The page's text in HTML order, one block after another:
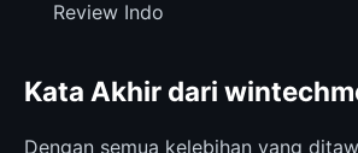
Review Indo
Kata Akhir dari
Dengan semua kelebihan yang